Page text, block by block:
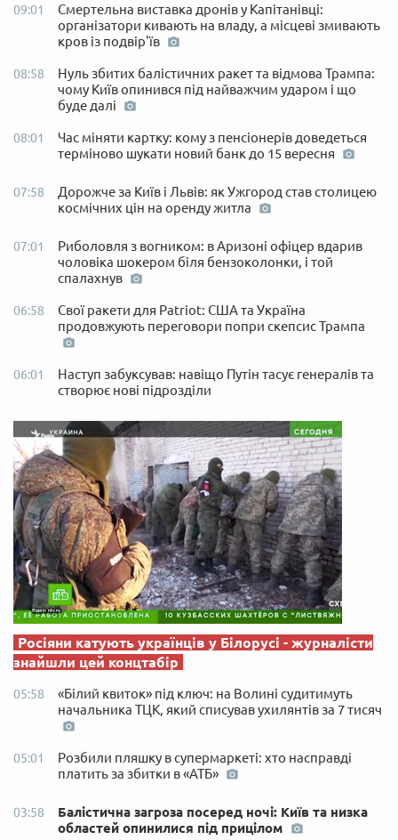
09:01
Смертельна виставка дронів у Капітанівці:
організатори кивають на владу, а місцеві змивають
кров із подвір'їв
08:58
Нуль збитих балістичних ракет та відмова Трампа:
чому Київ опинився під найважчим ударом і що
буде далі
08:01
Час міняти картку: кому з пенсіонерів доведеться
терміново шукати новий банк до 15 вересня
07:58
Дорожче за Київ і Львів: як Ужгород став столицею
космічних цін на оренду житла
07:01
Риболовля з вогником: в Аризоні офіцер вдарив
чоловіка шокером біля бензоколонки, і той
спалахнув
06:58
Свої ракети для Patriot: США та Україна
продовжують переговори попри скепсис Трампа
06:01
Наступ забуксував: навіщо Путін тасує генералів та
створює нові підрозділи
Росіяни катують українців у Білорусі - журналісти
знайшли цей концтабір
05:58
«Білий квиток» під ключ: на Волині судитимуть
начальника ТЦК, який списував ухилянтів за 7 тисяч
05:01
Розбили пляшку в супермаркеті: хто насправді
платить за збитки в «АТБ»
03:58
Балістична загроза посеред ночі: Київ та низка
областей опинилися під прицілом